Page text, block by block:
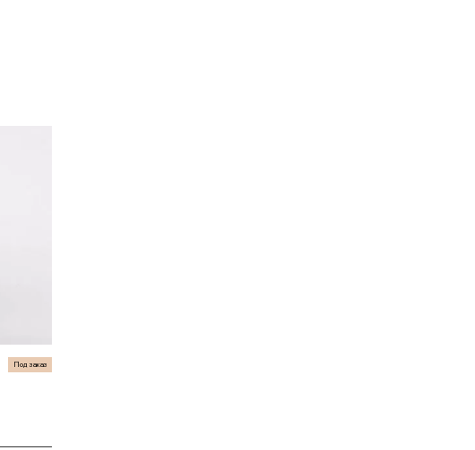
Под заказ